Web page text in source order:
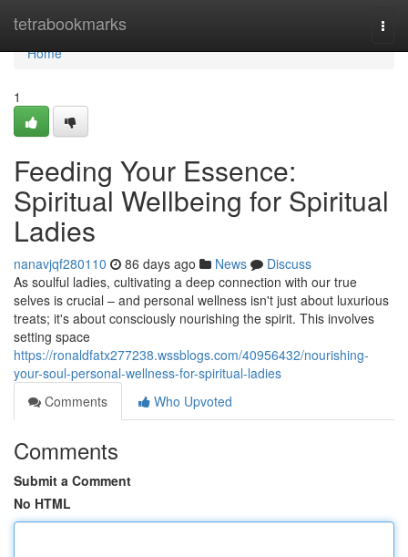
tetrabookmarks
Home
Home
1
Feeding Your Essence:
Spiritual Wellbeing for Spiritual
Ladies
nanavjqf280110 86 days ago News
Discuss
As soulful ladies, cultivating a deep connection with our true
selves is crucial – and personal wellness isn't just about luxurious
treats; it's about consciously nourishing the spirit. This involves
setting space
https://ronaldfatx277238.wssblogs.com/40956432/nourishing-
your-soul-personal-wellness-for-spiritual-ladies
Comments
Who Upvoted
Comments
Submit a Comment
No HTML